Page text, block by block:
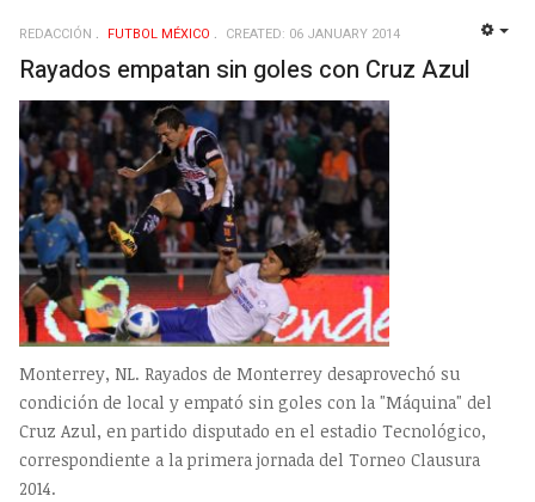
REDACCIÓN FUTBOL MÉXICO CREATED: 06 JANUARY 2014
Rayados empatan sin goles con Cruz Azul
Monterrey, NL. Rayados de Monterrey desaprovechó su
condición de local y empató sin goles con la "Máquina" del
Cruz Azul, en partido disputado en el estadio Tecnológico,
correspondiente a la primera jornada del Torneo Clausura
2014.